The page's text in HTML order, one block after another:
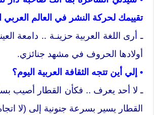
تقييمك لحركة النشر في العالم العربي
ـ أرى اللغة العربية حزينـة .. دامعة
أولادها الحروف في مشهد جنائزي.
• إلي أين تتجه الثقافة العربية اليوم؟
ـ لا أحد يعرف .. فكأن القطار أصيب
القطار يسير بسرعة جنونية إلى (لا